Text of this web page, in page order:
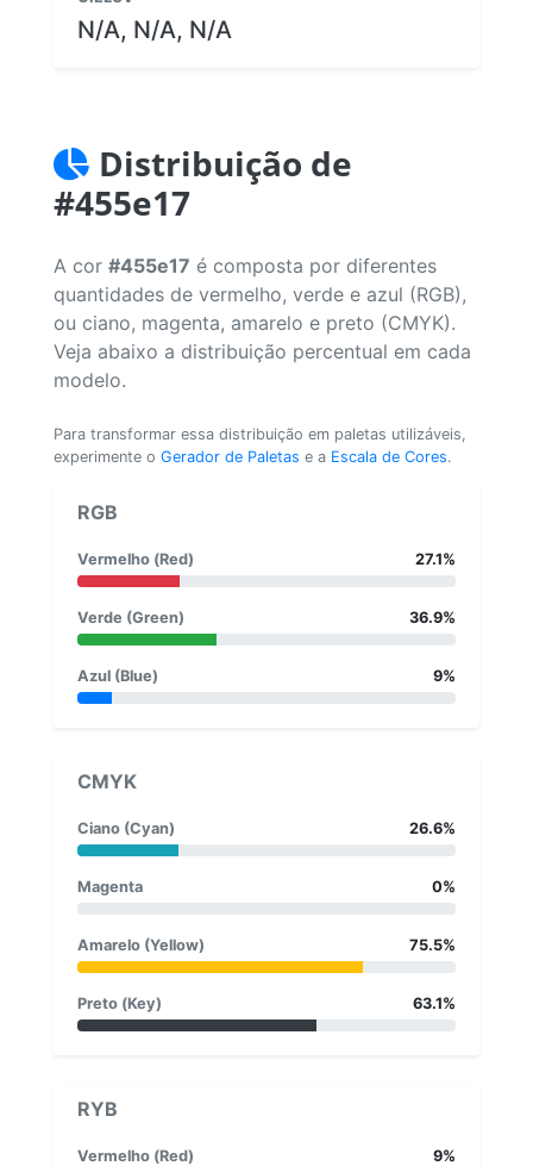
N/A, N/A, N/A
Distribuição de
#455e17
A cor #455e17 é composta por diferentes
quantidades de vermelho, verde e azul (RGB),
ou ciano, magenta, amarelo e preto (CMYK).
Veja abaixo a distribuição percentual em cada
modelo.
Para transformar essa distribuição em paletas utilizáveis,
experimente o Gerador de Paletas e a Escala de Cores.
RGB
Vermelho (Red) 27.1%
Verde (Green) 36.9%
Azul (Blue) 9%
CMYK
Ciano (Cyan) 26.6%
Magenta 0%
Amarelo (Yellow) 75.5%
Preto (Key) 63.1%
RYB
Vermelho (Red) 9%